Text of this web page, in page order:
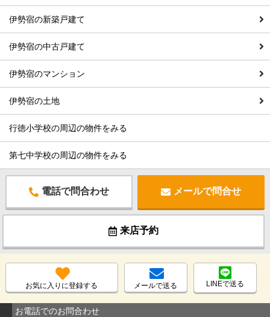
伊勢宿の新築戸建て
伊勢宿の中古戸建て
伊勢宿のマンション
伊勢宿の土地
行徳小学校の周辺の物件をみる
第七中学校の周辺の物件をみる
電話で問合わせ メールで問合せ
来店予約
お気に入りに登録する メールで送る LINEで送る
お電話でのお問合わせ